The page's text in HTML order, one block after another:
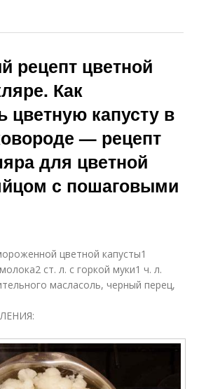
рецепт цветной
Как
цветную капусту в
— рецепт
для цветной
с пошаговыми
цветной капусты1
ст. л. с горкой муки1 ч. л.
масласоль, черный перец,